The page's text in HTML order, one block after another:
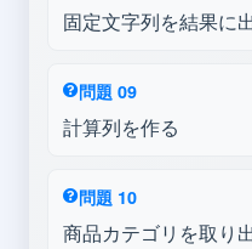
固定文字列を結果に
問題 09
計算列を作る
問題 10
商品カテゴリを取り